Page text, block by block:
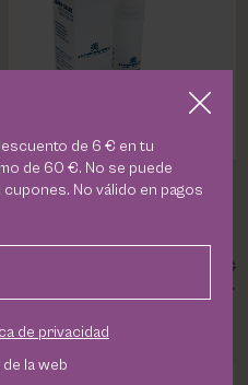
Shark Sauce Sérum Facial
51,00 €
de 6 € en tu
de 60 €. No se puede
No válido en pagos
de privacidad
la web